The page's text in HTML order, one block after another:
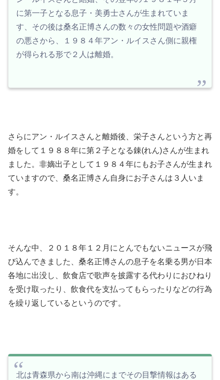
に第一子となる息子・美勇士さんが生まれていま
す、その後は桑名正博さんの数々の女性問題や酒癖
の悪さから、１９８４年アン・ルイスさん側に親権
が得られる形で２人は離婚。
さらにアン・ルイスさんと離婚後、栄子さんという方と再
婚をして１９８８年に第２子となる錬(れん)さんが生まれ
ました。非嫡出子として１９８４年にもお子さんが生まれ
ていますので、桑名正博さん自身にお子さんは３人いま
す。
そんな中、２０１８年１２月にとんでもないニュースが飛
び込んできました、桑名正博さんの息子を名乗る男が日本
各地に出没し、飲食店で歌声を披露する代わりにおひねり
を受け取ったり、飲食代を支払ってもらったりなどの行為
を繰り返しているというのです。
北は青森県から南は沖縄にまでその目撃情報はある